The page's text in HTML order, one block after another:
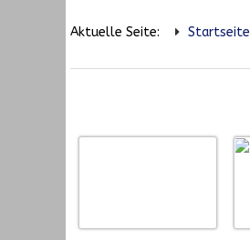
Aktuelle Seite: Startseite